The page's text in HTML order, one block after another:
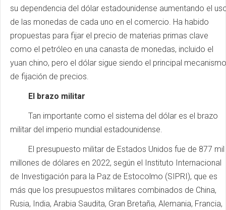
su dependencia del dólar estadounidense aumentando el
de las monedas de cada uno en el comercio. Ha habido
propuestas para fijar el precio de materias primas clave
como el petróleo en una canasta de monedas, incluido el
yuan chino, pero el dólar sigue siendo el principal mecanismo
de fijación de precios.
El brazo militar
Tan importante como el sistema del dólar es el brazo
militar del imperio mundial estadounidense.
El presupuesto militar de Estados Unidos fue de 877 mil
millones de dólares en 2022, según el Instituto Internacional
de Investigación para la Paz de Estocolmo (SIPRI), que es
más que los presupuestos militares combinados de China,
Rusia, India, Arabia Saudita, Gran Bretaña, Alemania, Francia,